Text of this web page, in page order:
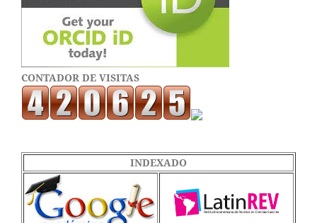
CONTADOR DE VISITAS
INDEXADO